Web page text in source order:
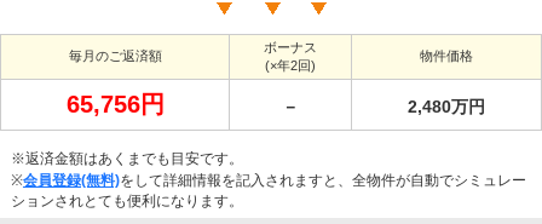
毎月のご返済額
ボーナス
(×年2回)
物件価格
65,756円 － 2,480万円
※返済金額はあくまでも目安です。
※会員登録(無料)をして詳細情報を記入されますと、全物件が自動でシミュレー
ションされとても便利になります。